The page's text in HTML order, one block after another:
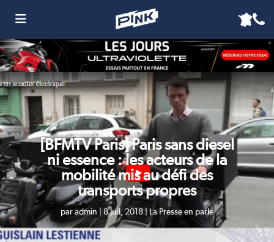
[BFMTV Paris] Paris sans diesel
ni essence : les acteurs de la
mobilité mis au défi des
transports propres
paradmin 8 Juil, 2018|La Presse en parle